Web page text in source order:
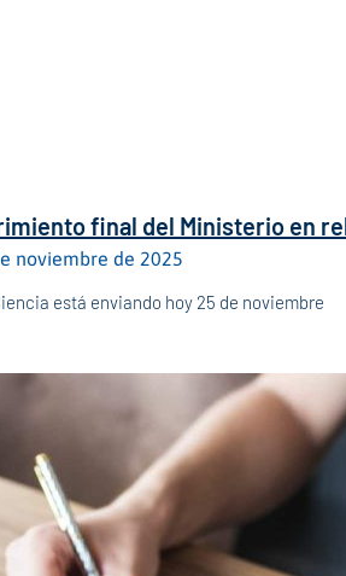
final del Ministerio en
noviembre de 2025
está enviando hoy 25 de noviembre